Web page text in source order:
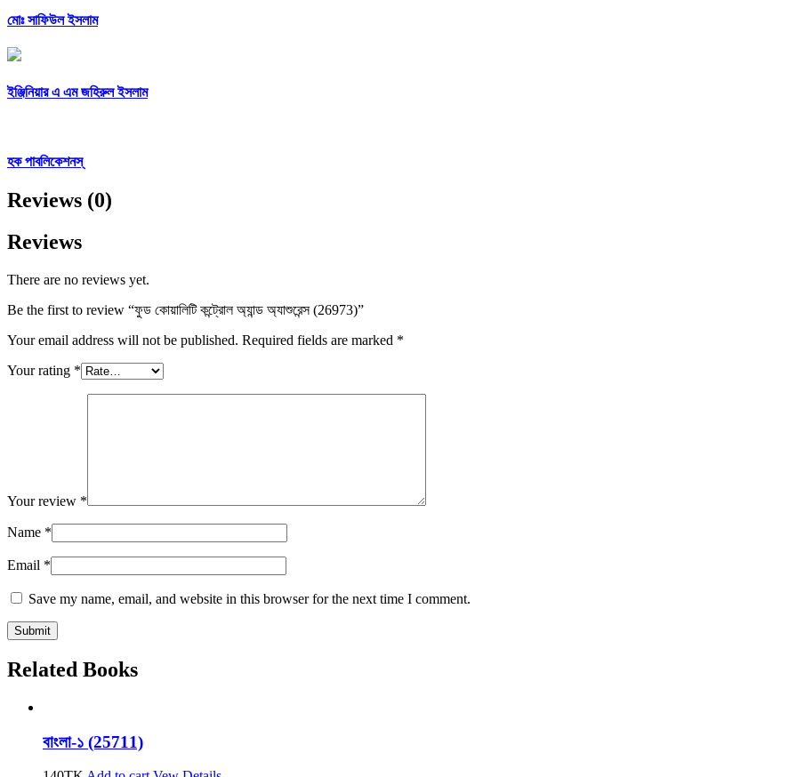
মোঃ সাফিউল ইসলাম
ইঞ্জিনিয়ার এ এম জহিরুল ইসলাম
হক পাবলিকেশনস্
Reviews (0)
Reviews
There are no reviews yet.
Be the first to review “ফুড কোয়ালিটি কন্ট্রোল অ্যান্ড অ্যাশুরেন্স (26973)”
Your email address will not be published. Required fields are marked *
Your rating *
Your review *
Name *
Email *
Save my name, email, and website in this browser for the next time I comment.
Related Books
বাংলা-১ (25711)